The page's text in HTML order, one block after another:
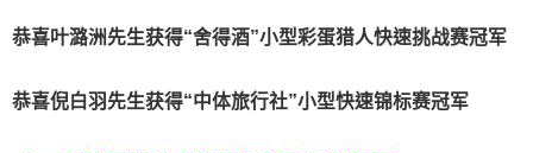
恭喜叶潞洲先生获得“舍得酒”小型彩蛋猎人快速挑战赛冠军
恭喜倪白羽先生获得“中体旅行社”小型快速锦标赛冠军